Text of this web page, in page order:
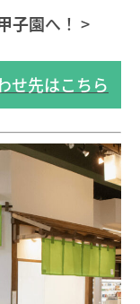
子園へ！ >
せ先はこちら